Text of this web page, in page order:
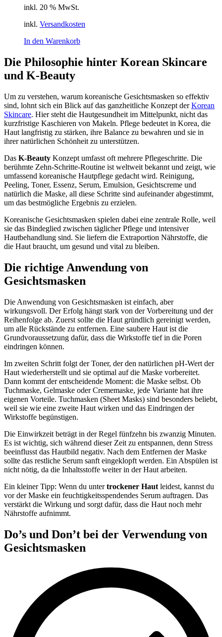
inkl. 20 % MwSt.
inkl. Versandkosten
In den Warenkorb
Die Philosophie hinter Korean Skincare
und K-Beauty
Um zu verstehen, warum koreanische Gesichtsmasken so effektiv
sind, lohnt sich ein Blick auf das ganzheitliche Konzept derKorean
Skincare. Hier steht die Hautgesundheit im Mittelpunkt, nicht das
kurzfristige Kaschieren von Makeln. Pflege bedeutet in Korea, die
Haut langfristig zu stärken, ihre Balance zu bewahren und sie in
ihrer natürlichen Schönheit zu unterstützen.
Das K-Beauty Konzept umfasst oft mehrere Pflegeschritte. Die
berühmte Zehn-Schritte-Routine ist weltweit bekannt und zeigt, wie
umfassend koreanische Hautpflege gedacht wird. Reinigung,
Peeling, Toner, Essenz, Serum, Emulsion, Gesichtscreme und
natürlich die Maske, all diese Schritte sind aufeinander abgestimmt,
um das bestmögliche Ergebnis zu erzielen.
Koreanische Gesichtsmasken spielen dabei eine zentrale Rolle, weil
sie das Bindeglied zwischen täglicher Pflege und intensiver
Hautbehandlung sind. Sie liefern die Extraportion Nährstoffe, die
die Haut braucht, um gesund und vital zu bleiben.
Die richtige Anwendung von
Gesichtsmasken
Die Anwendung von Gesichtsmasken ist einfach, aber
wirkungsvoll. Der Erfolg hängt stark von der Vorbereitung und der
Reihenfolge ab. Zuerst sollte die Haut gründlich gereinigt werden,
um alle Rückstände zu entfernen. Eine saubere Haut ist die
Grundvoraussetzung dafür, dass die Wirkstoffe tief in die Poren
eindringen können.
Im zweiten Schritt folgt der Toner, der den natürlichen pH-Wert der
Haut wiederherstellt und sie optimal auf die Maske vorbereitet.
Dann kommt der entscheidende Moment: die Maske selbst. Ob
Tuchmaske, Gelmaske oder Crememaske, jede Variante hat ihre
eigenen Vorteile. Tuchmasken (Sheet Masks) sind besonders beliebt,
weil sie wie eine zweite Haut wirken und das Eindringen der
Wirkstoffe begünstigen.
Die Einwirkzeit beträgt in der Regel fünfzehn bis zwanzig Minuten.
Es ist wichtig, sich während dieser Zeit zu entspannen, denn Stress
beeinflusst das Hautbild negativ. Nach dem Entfernen der Maske
sollte das restliche Serum sanft eingeklopft werden. Ein Abspülen ist
nicht nötig, da die Inhaltsstoffe weiter in der Haut arbeiten.
Ein kleiner Tipp: Wenn du untertrockener Haut leidest, kannst du
vor der Maske ein feuchtigkeitsspendendes Serum auftragen. Das
verstärkt die Wirkung und sorgt dafür, dass die Haut noch mehr
Nährstoffe aufnimmt.
Do’s und Don’t bei der Verwendung von
Gesichtsmasken